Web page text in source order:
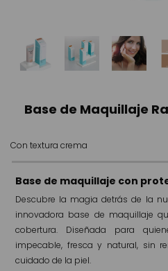
Base de Maquillaje
Con textura crema
Base de maquillaje con
Descubre la magia detrás de la
innovadora base de maquillaje
cobertura. Diseñada para
impecable, fresca y natural, sin
cuidado de la piel.